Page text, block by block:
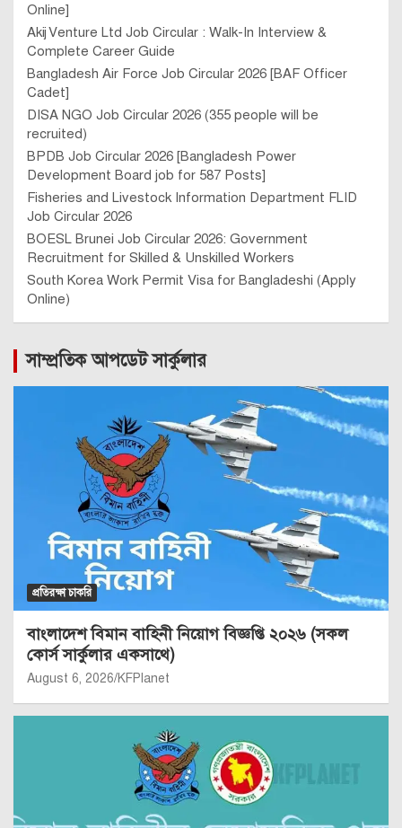
Online]
Akij Venture Ltd Job Circular : Walk-In Interview &
Complete Career Guide
Bangladesh Air Force Job Circular 2026 [BAF Officer
Cadet]
DISA NGO Job Circular 2026 (355 people will be
recruited)
BPDB Job Circular 2026 [Bangladesh Power
Development Board job for 587 Posts]
Fisheries and Livestock Information Department FLID
Job Circular 2026
BOESL Brunei Job Circular 2026: Government
Recruitment for Skilled & Unskilled Workers
South Korea Work Permit Visa for Bangladeshi (Apply
Online)
সাম্প্রতিক আপডেট সার্কুলার
প্রতিরক্ষা চাকরি
বাংলাদেশ বিমান বাহিনী নিয়োগ বিজ্ঞপ্তি ২০২৬ (সকল
কোর্স সার্কুলার একসাথে)
August 6, 2026 KFPlanet